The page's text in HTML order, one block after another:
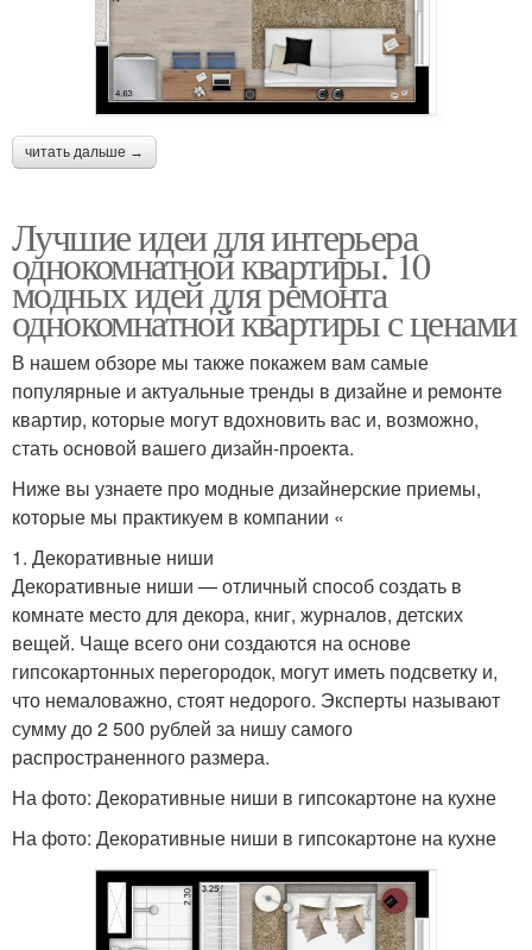
читать дальше →
Лучшие идеи для интерьера
однокомнатной квартиры. 10
модных идей для ремонта
однокомнатной квартиры с ценами
В нашем обзоре мы также покажем вам самые
популярные и актуальные тренды в дизайне и ремонте
квартир, которые могут вдохновить вас и, возможно,
стать основой вашего дизайн-проекта.
Ниже вы узнаете про модные дизайнерские приемы,
которые мы практикуем в компании «
1. Декоративные ниши
Декоративные ниши — отличный способ создать в
комнате место для декора, книг, журналов, детских
вещей. Чаще всего они создаются на основе
гипсокартонных перегородок, могут иметь подсветку и,
что немаловажно, стоят недорого. Эксперты называют
сумму до 2 500 рублей за нишу самого
распространенного размера.
На фото: Декоративные ниши в гипсокартоне на кухне
На фото: Декоративные ниши в гипсокартоне на кухне